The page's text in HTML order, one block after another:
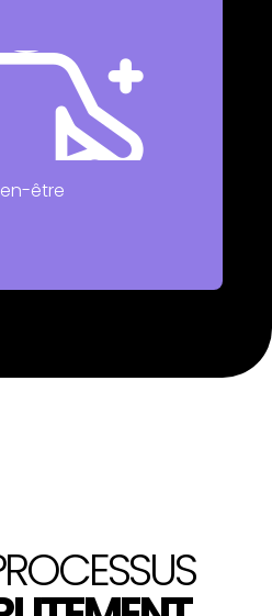
être
et des fruits de saison
qu’un massage de 30
chaque mois.